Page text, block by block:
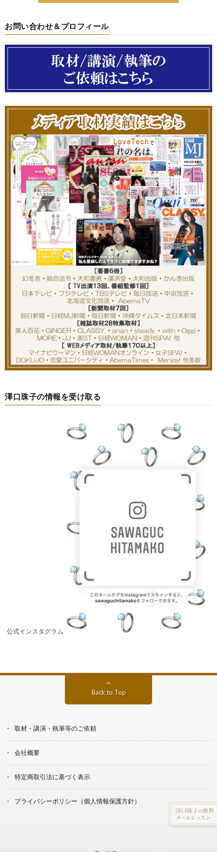
お問い合わせ＆プロフィール
澤口珠子の情報を受け取る
公式インスタグラム
Back to Top
取材・講演・執筆等のご依頼
会社概要
特定商取引法に基づく表示
プライバシーポリシー（個人情報保護方針）